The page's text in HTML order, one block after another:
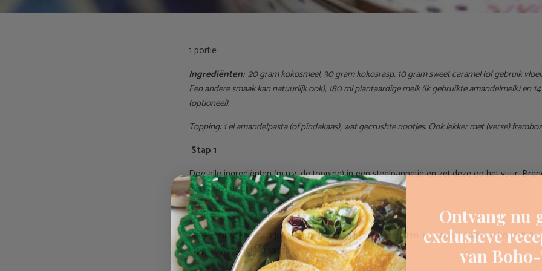
1 portie
Ingrediënten: 20 gram kokosmeel, 30 gram kokosrasp, 10 gram sweet caramel (of gebruik
Een andere smaak kan natuurlijk ook), 180 ml plantaardige melk (ik gebruikte amandelmelk) en
(optioneel).
Topping: 1 el amandelpasta (of pindakaas), wat gecrushte nootjes. Ook lekker met (verse)
Stap 1
Doe alle ingrediënten (m.u.v. de topping) in een steelpannetje en zet deze op het vuur.
roer goed door.
Stap 2
Na 3-5 minuten wordt jouw pap dik en kan je het overgieten in jouw schaaltje of boho-
topping wat jij lekker vindt.
Ontvang nu
exclusieve
van